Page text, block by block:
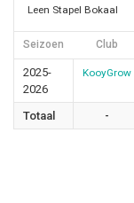
Leen Stapel Bokaal
Seizoen Club
2025-
2026
KooyGrow
Totaal -